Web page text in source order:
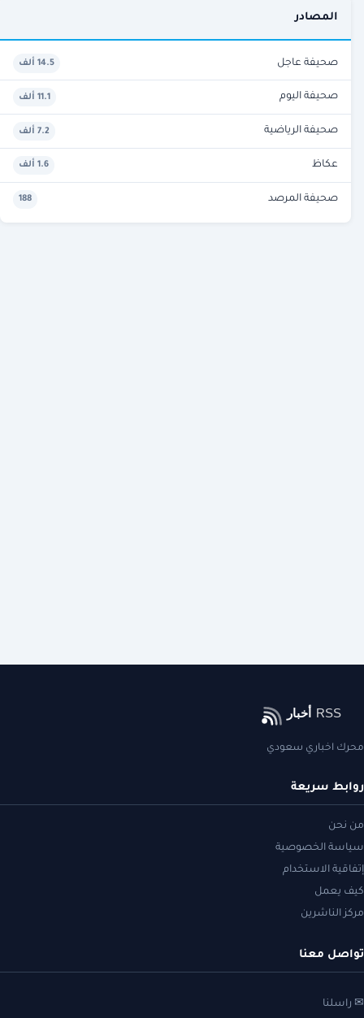
المصادر
صحيفة عاجل 14.5 ألف
صحيفة اليوم 11.1 ألف
صحيفة الرياضية 7.2 ألف
عكاظ 1.6 ألف
صحيفة المرصد 188
محرك اخباري سعودي
روابط سريعة
من نحن
سياسة الخصوصية
إتفاقية الاستخدام
كيف يعمل
مركز الناشرين
تواصل معنا
✉ راسلنا